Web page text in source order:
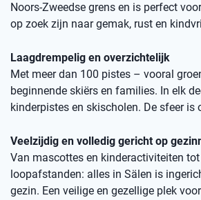
Noors-Zweedse grens en is perfect
op zoek zijn naar gemak, rust en
Laagdrempelig en overzichtelijk
Met meer dan 100 pistes – vooral
beginnende skiërs en families. In elk
kinderpistes en skischolen. De sfeer is
Veelzijdig en volledig gericht op
Van mascottes en kinderactiviteiten
loopafstanden: alles in Sälen is
gezin. Een veilige en gezellige plek